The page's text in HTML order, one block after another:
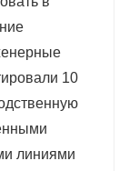
10
линиями